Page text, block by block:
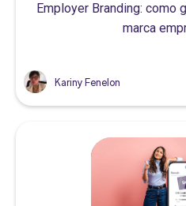
Employer Branding:
marca
Kariny Fenelon